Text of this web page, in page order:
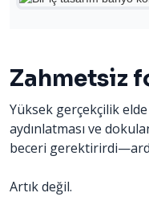
Zahmetsiz
Yüksek gerçekçilik
aydınlatması ve
beceri
Artık değil.